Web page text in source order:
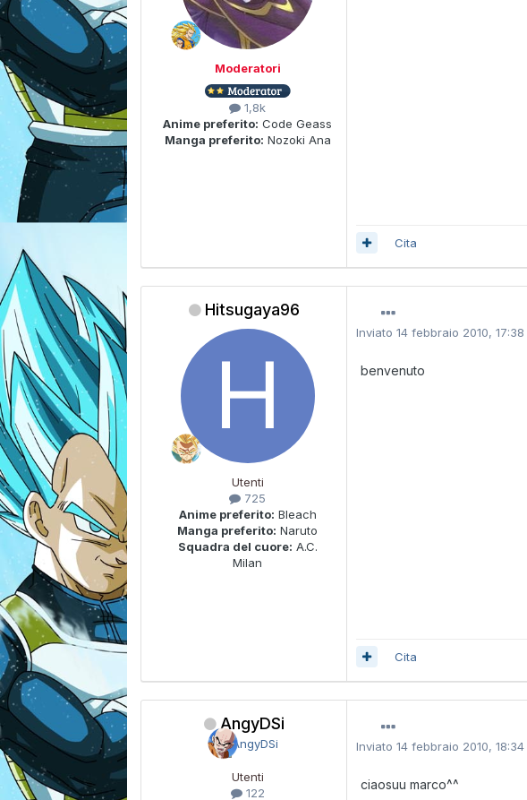
Moderatori
1,8k
Anime preferito: Code Geass
Manga preferito: Nozoki Ana
Cita
Hitsugaya96
Utenti
725
Anime preferito: Bleach
Manga preferito: Naruto
Squadra del cuore: A.C.
Milan
Inviato14 febbraio 2010, 17:38
benvenuto
Cita
AngyDSi
Utenti
122
Inviato14 febbraio 2010, 18:34
ciaosuu marco^^